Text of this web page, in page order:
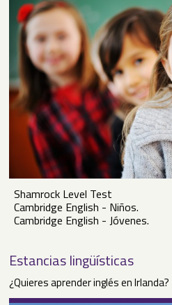
Shamrock Level Test
Cambridge English - Niños.
Cambridge English - Jóvenes.
Estancias lingüísticas
¿Quieres aprender inglés en Irlanda?